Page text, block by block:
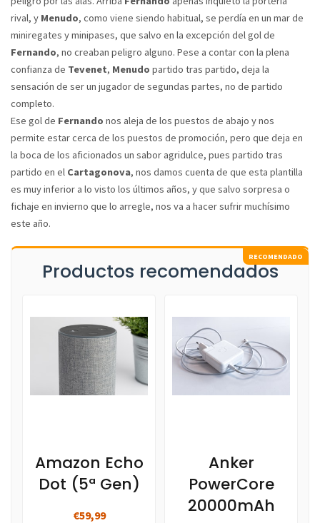
rival, y Menudo, como viene siendo habitual, se perdía en un mar de
miniregates y minipases, que salvo en la excepción del gol de
Fernando, no creaban peligro alguno. Pese a contar con la plena
confianza de Tevenet, Menudo partido tras partido, deja la
sensación de ser un jugador de segundas partes, no de partido
completo.
Ese gol de Fernando nos aleja de los puestos de abajo y nos
permite estar cerca de los puestos de promoción, pero que deja en
la boca de los aficionados un sabor agridulce, pues partido tras
partido en el Cartagonova, nos damos cuenta de que esta plantilla
es muy inferior a lo visto los últimos años, y que salvo sorpresa o
fichaje en invierno que lo arregle, nos va a hacer sufrir muchísimo
este año.
Productos recomendados
Amazon Echo
Dot (5ª Gen)
€59,99
Anker
PowerCore
20000mAh